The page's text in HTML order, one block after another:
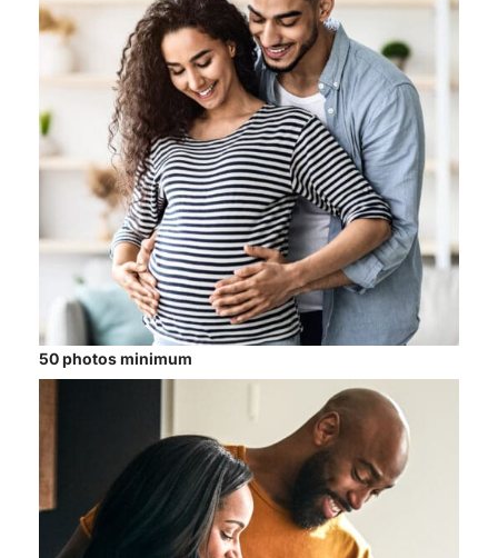
50 photos minimum